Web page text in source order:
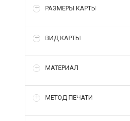
РАЗМЕРЫ КАРТЫ
ВИД КАРТЫ
МАТЕРИАЛ
МЕТОД ПЕЧАТИ